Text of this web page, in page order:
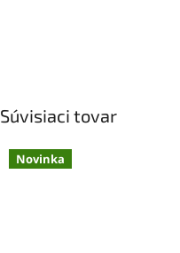
Súvisiaci tovar
Novinka